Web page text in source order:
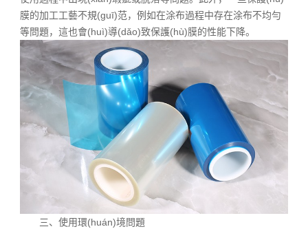
膜的加工工藝不規(guī)范，例如在涂布過程中存在涂布不均勻
等問題，這也會(huì)導(dǎo)致保護(hù)膜的性能下降。
三、使用環(huán)境問題